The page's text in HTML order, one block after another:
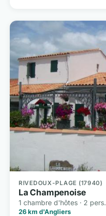
RIVEDOUX-PLAGE (17940)
La Champenoise
1 chambre d'hôtes · 2 pers.
26 km d'Angliers